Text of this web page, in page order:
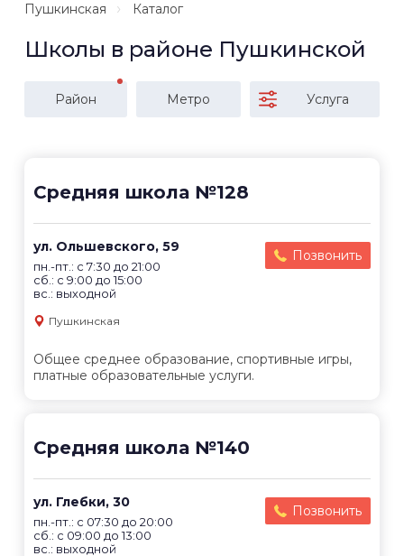
Пушкинская Каталог
Школы в районе Пушкинской
Район Метро Услуга
Средняя школа №128
ул. Ольшевского, 59
пн.-пт.: с 7:30 до 21:00
сб.: с 9:00 до 15:00
вс.: выходной
Позвонить
Пушкинская
Общее среднее образование, спортивные игры,
платные образовательные услуги.
Средняя школа №140
ул. Глебки, 30
пн.-пт.: с 07:30 до 20:00
сб.: с 09:00 до 13:00
вс.: выходной
Позвонить